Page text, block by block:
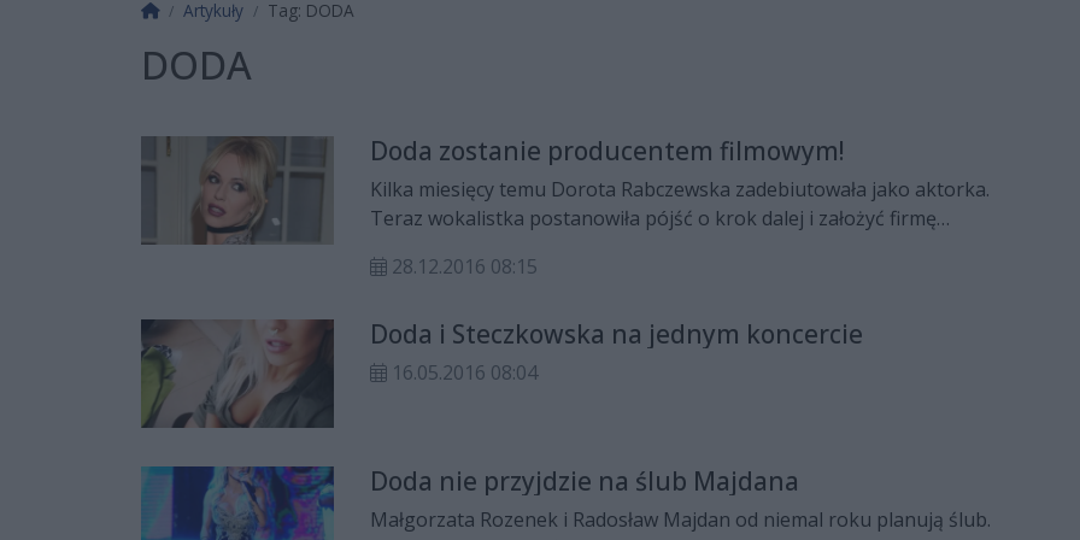
Strona główna
Artykuły Tag: DODA
DODA
Doda zostanie producentem filmowym!
Kilka miesięcy temu Dorota Rabczewska zadebiutowała jako aktorka.
Teraz wokalistka postanowiła pójść o krok dalej i założyć firmę
28.12.2016 08:15
Doda i Steczkowska na jednym koncercie
16.05.2016 08:04
Doda nie przyjdzie na ślub Majdana
Małgorzata Rozenek i Radosław Majdan od niemal roku planują ślub.